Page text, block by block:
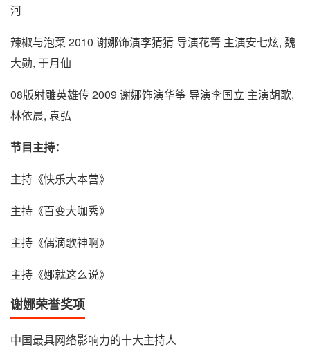
河
辣椒与泡菜 2010 谢娜饰演李猜猜 导演花箐 主演安七炫, 魏
大勋, 于月仙
08版射雕英雄传 2009 谢娜饰演华筝 导演李国立 主演胡歌,
林依晨, 袁弘
节目主持：
主持《快乐大本营》
主持《百变大咖秀》
主持《偶滴歌神啊》
主持《娜就这么说》
谢娜荣誉奖项
中国最具网络影响力的十大主持人